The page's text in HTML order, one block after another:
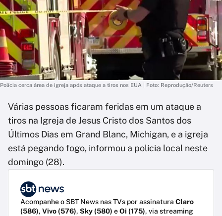
Polícia cerca área de igreja após ataque a tiros nos EUA | Foto: Reprodução/Reuters
Várias pessoas ficaram feridas em um ataque a
tiros na Igreja de Jesus Cristo dos Santos dos
Últimos Dias em Grand Blanc, Michigan, e a igreja
está pegando fogo, informou a polícia local neste
domingo (28).
Acompanhe o SBT News nas TVs por assinatura Claro
(586), Vivo (576), Sky (580) eOi (175), via streaming